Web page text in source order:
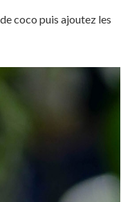
coco puis ajoutez les